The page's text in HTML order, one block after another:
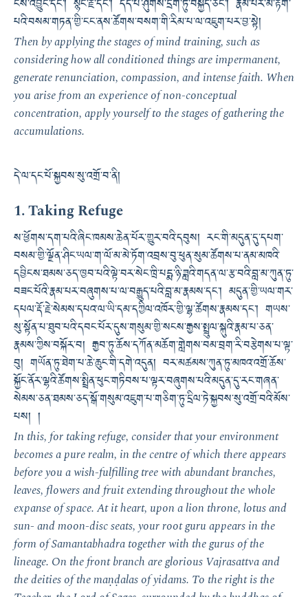
ངེས་འབྱུང་དང་། སྙིང་རྗེ་དང་། དད་པ་ཤུགས་དྲག་ཏུ་བསྐྱེད་ཅིང་། རྣམ་པར་མི་རྟོག་
པའི་བསམ་གཏན་གྱི་ངང་ནས་ཚོགས་བསག་གི་རིམ་པ་ལ་འཇུག་པར་བྱ་སྟེ།
Then by applying the stages of mind training, such as
considering how all conditioned things are impermanent,
generate renunciation, compassion, and intense faith. When
you arise from an experience of non-conceptual
concentration, apply yourself to the stages of gathering the
accumulations.
དེ་ལ་དང་པོ་སྐྱབས་སུ་འགྲོ་བ་ནི།
1. Taking Refuge
ས་ཕྱོགས་དག་པའི་ཞིང་ཁམས་ཆེན་པོར་གྱུར་བའི་དབུས། རང་གི་མདུན་དུ་དཔག་
བསམ་གྱི་ལྗོན་ཤིང་ཡལ་ག་ལོ་མ་མེ་ཏོག་འབྲས་བུ་ཕུན་སུམ་ཚོགས་པ་ནམ་མཁའི་
དབྱིངས་ཐམས་ཅད་ཁྱབ་པའི་ལྟེ་བར་སེང་ཁྲི་པདྨ་ཉི་ཟླའི་གདན་ལ་རྩ་བའི་བླ་མ་ཀུན་ཏུ་
བཟང་པོའི་རྣམ་པར་བཞུགས་པ་ལ་བརྒྱུད་པའི་བླ་མ་རྣམས་དང་། མདུན་གྱི་ཡལ་གར་
དཔལ་རྡོ་རྗེ་སེམས་དཔའ་ལ་ཡི་དམ་དཀྱིལ་འཁོར་གྱི་ལྷ་ཚོགས་རྣམས་དང་། གཡས་
སུ་སྟོན་པ་ཐུབ་པའི་དབང་པོར་དུས་གསུམ་གྱི་སངས་རྒྱས་སྤྲུལ་སྐུའི་རྣམ་པ་ཅན་
རྣམས་ཀྱིས་བསྐོར་བ། རྒྱབ་ཏུ་ཆོས་དཀོན་མཆོག་གླེགས་བམ་བྲག་རི་བརྩེགས་པ་ལྟ་
བུ། གཡོན་ཏུ་ཐེག་པ་ཆེ་ཆུང་གི་དགེ་འདུན། བར་མཚམས་ཀུན་ཏུ་མཁའ་འགྲོ་ཆོས་
སྐྱོང་ནོར་ལྷའི་ཚོགས་སྤྲིན་ཕུང་གཏིབས་པ་ལྟར་བཞུགས་པའི་མདུན་དུ་རང་གཞན་
སེམས་ཅན་ཐམས་ཅད་སྒོ་གསུམ་འཇུག་པ་གཅིག་ཏུ་དྲིལ་ཏེ་སྐྱབས་སུ་འགྲོ་བའི་མོས་
པས། །
In this, for taking refuge, consider that your environment
becomes a pure realm, in the centre of which there appears
before you a wish-fulfilling tree with abundant branches,
leaves, flowers and fruit extending throughout the whole
expanse of space. At it heart, upon a lion throne, lotus and
sun- and moon-disc seats, your root guru appears in the
form of Samantabhadra together with the gurus of the
lineage. On the front branch are glorious Vajrasattva and
the deities of the maṇḍalas of yidams. To the right is the